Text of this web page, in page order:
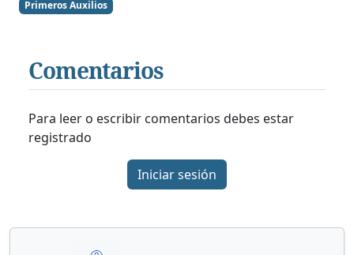
Primeros Auxilios
Comentarios
Para leer o escribir comentarios debes estar
registrado
Iniciar sesión